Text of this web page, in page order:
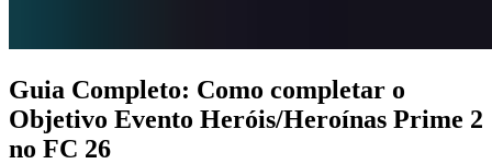
Guia Completo: Como completar o
Objetivo Evento Heróis/Heroínas Prime 2
no FC 26